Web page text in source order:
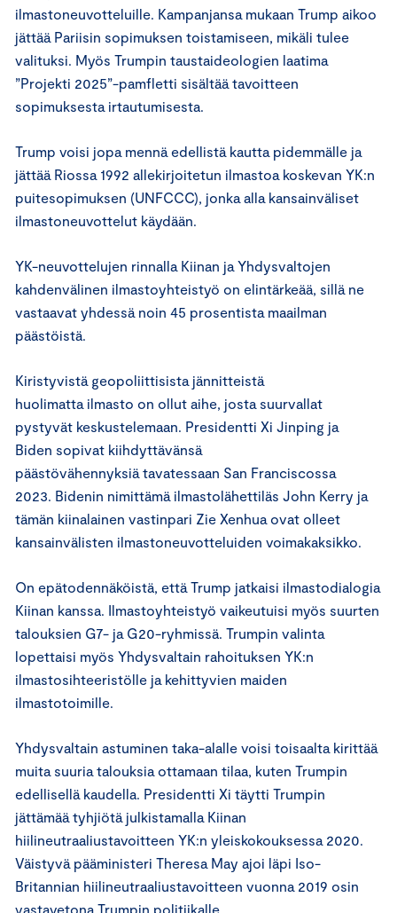
ilmastoneuvotteluille. Kampanjansa mukaan Trump aikoo
jättää Pariisin sopimuksen toistamiseen, mikäli tulee
valituksi. Myös Trumpin taustaideologien laatima
”Projekti 2025”-pamfletti sisältää tavoitteen
sopimuksesta irtautumisesta.
Trump voisi jopa mennä edellistä kautta pidemmälle ja
jättää Riossa 1992 allekirjoitetun ilmastoa koskevan YK:n
puitesopimuksen (UNFCCC), jonka alla kansainväliset
ilmastoneuvottelut käydään.
YK-neuvottelujen rinnalla Kiinan ja Yhdysvaltojen
kahdenvälinen ilmastoyhteistyö on elintärkeää, sillä ne
vastaavat yhdessä noin 45 prosentista maailman
päästöistä.
Kiristyvistä geopoliittisista jännitteistä
huolimatta ilmasto on ollut aihe, josta suurvallat
pystyvät keskustelemaan. Presidentti Xi Jinping ja
Biden sopivat kiihdyttävänsä
päästövähennyksiä tavatessaan San Franciscossa
2023. Bidenin nimittämä ilmastolähettiläs John Kerry ja
tämän kiinalainen vastinpari Zie Xenhua ovat olleet
kansainvälisten ilmastoneuvotteluiden voimakaksikko.
On epätodennäköistä, että Trump jatkaisi ilmastodialogia
Kiinan kanssa. Ilmastoyhteistyö vaikeutuisi myös suurten
talouksien G7- ja G20-ryhmissä. Trumpin valinta
lopettaisi myös Yhdysvaltain rahoituksen YK:n
ilmastosihteeristölle ja kehittyvien maiden
ilmastotoimille.
Yhdysvaltain astuminen taka-alalle voisi toisaalta kirittää
muita suuria talouksia ottamaan tilaa, kuten Trumpin
edellisellä kaudella. Presidentti Xi täytti Trumpin
jättämää tyhjiötä julkistamalla Kiinan
hiilineutraaliustavoitteen YK:n yleiskokouksessa 2020.
Väistyvä pääministeri Theresa May ajoi läpi Iso-
Britannian hiilineutraaliustavoitteen vuonna 2019 osin
vastavetona Trumpin politiikalle.